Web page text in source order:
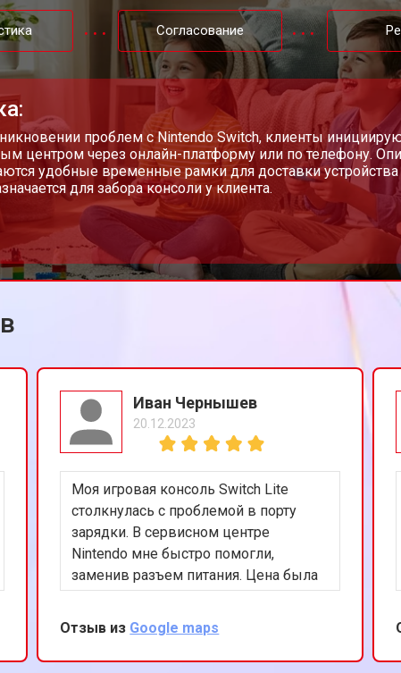
от 60 мин
от 40 мин
от 60 мин
от 40 мин
порта) от 60 мин
от 40 мин
от 60 мин
Согласование
проблем с Nintendo Switch, клиенты
центром через онлайн-платформу или по телефону.
удобные временные рамки для доставки
для забора консоли у клиента.
Иван Чернышев
20.12.2023
Моя игровая консоль Switch Lite
столкнулась с проблемой в порту
зарядки. В сервисном центре
Nintendo мне быстро помогли,
заменив разъем питания. Цена была
вполне разумной, а обслуживание на
высшем уровне. Рекомендую этот
сервис всем владельцам Nintendo.
Отзыв из Google maps